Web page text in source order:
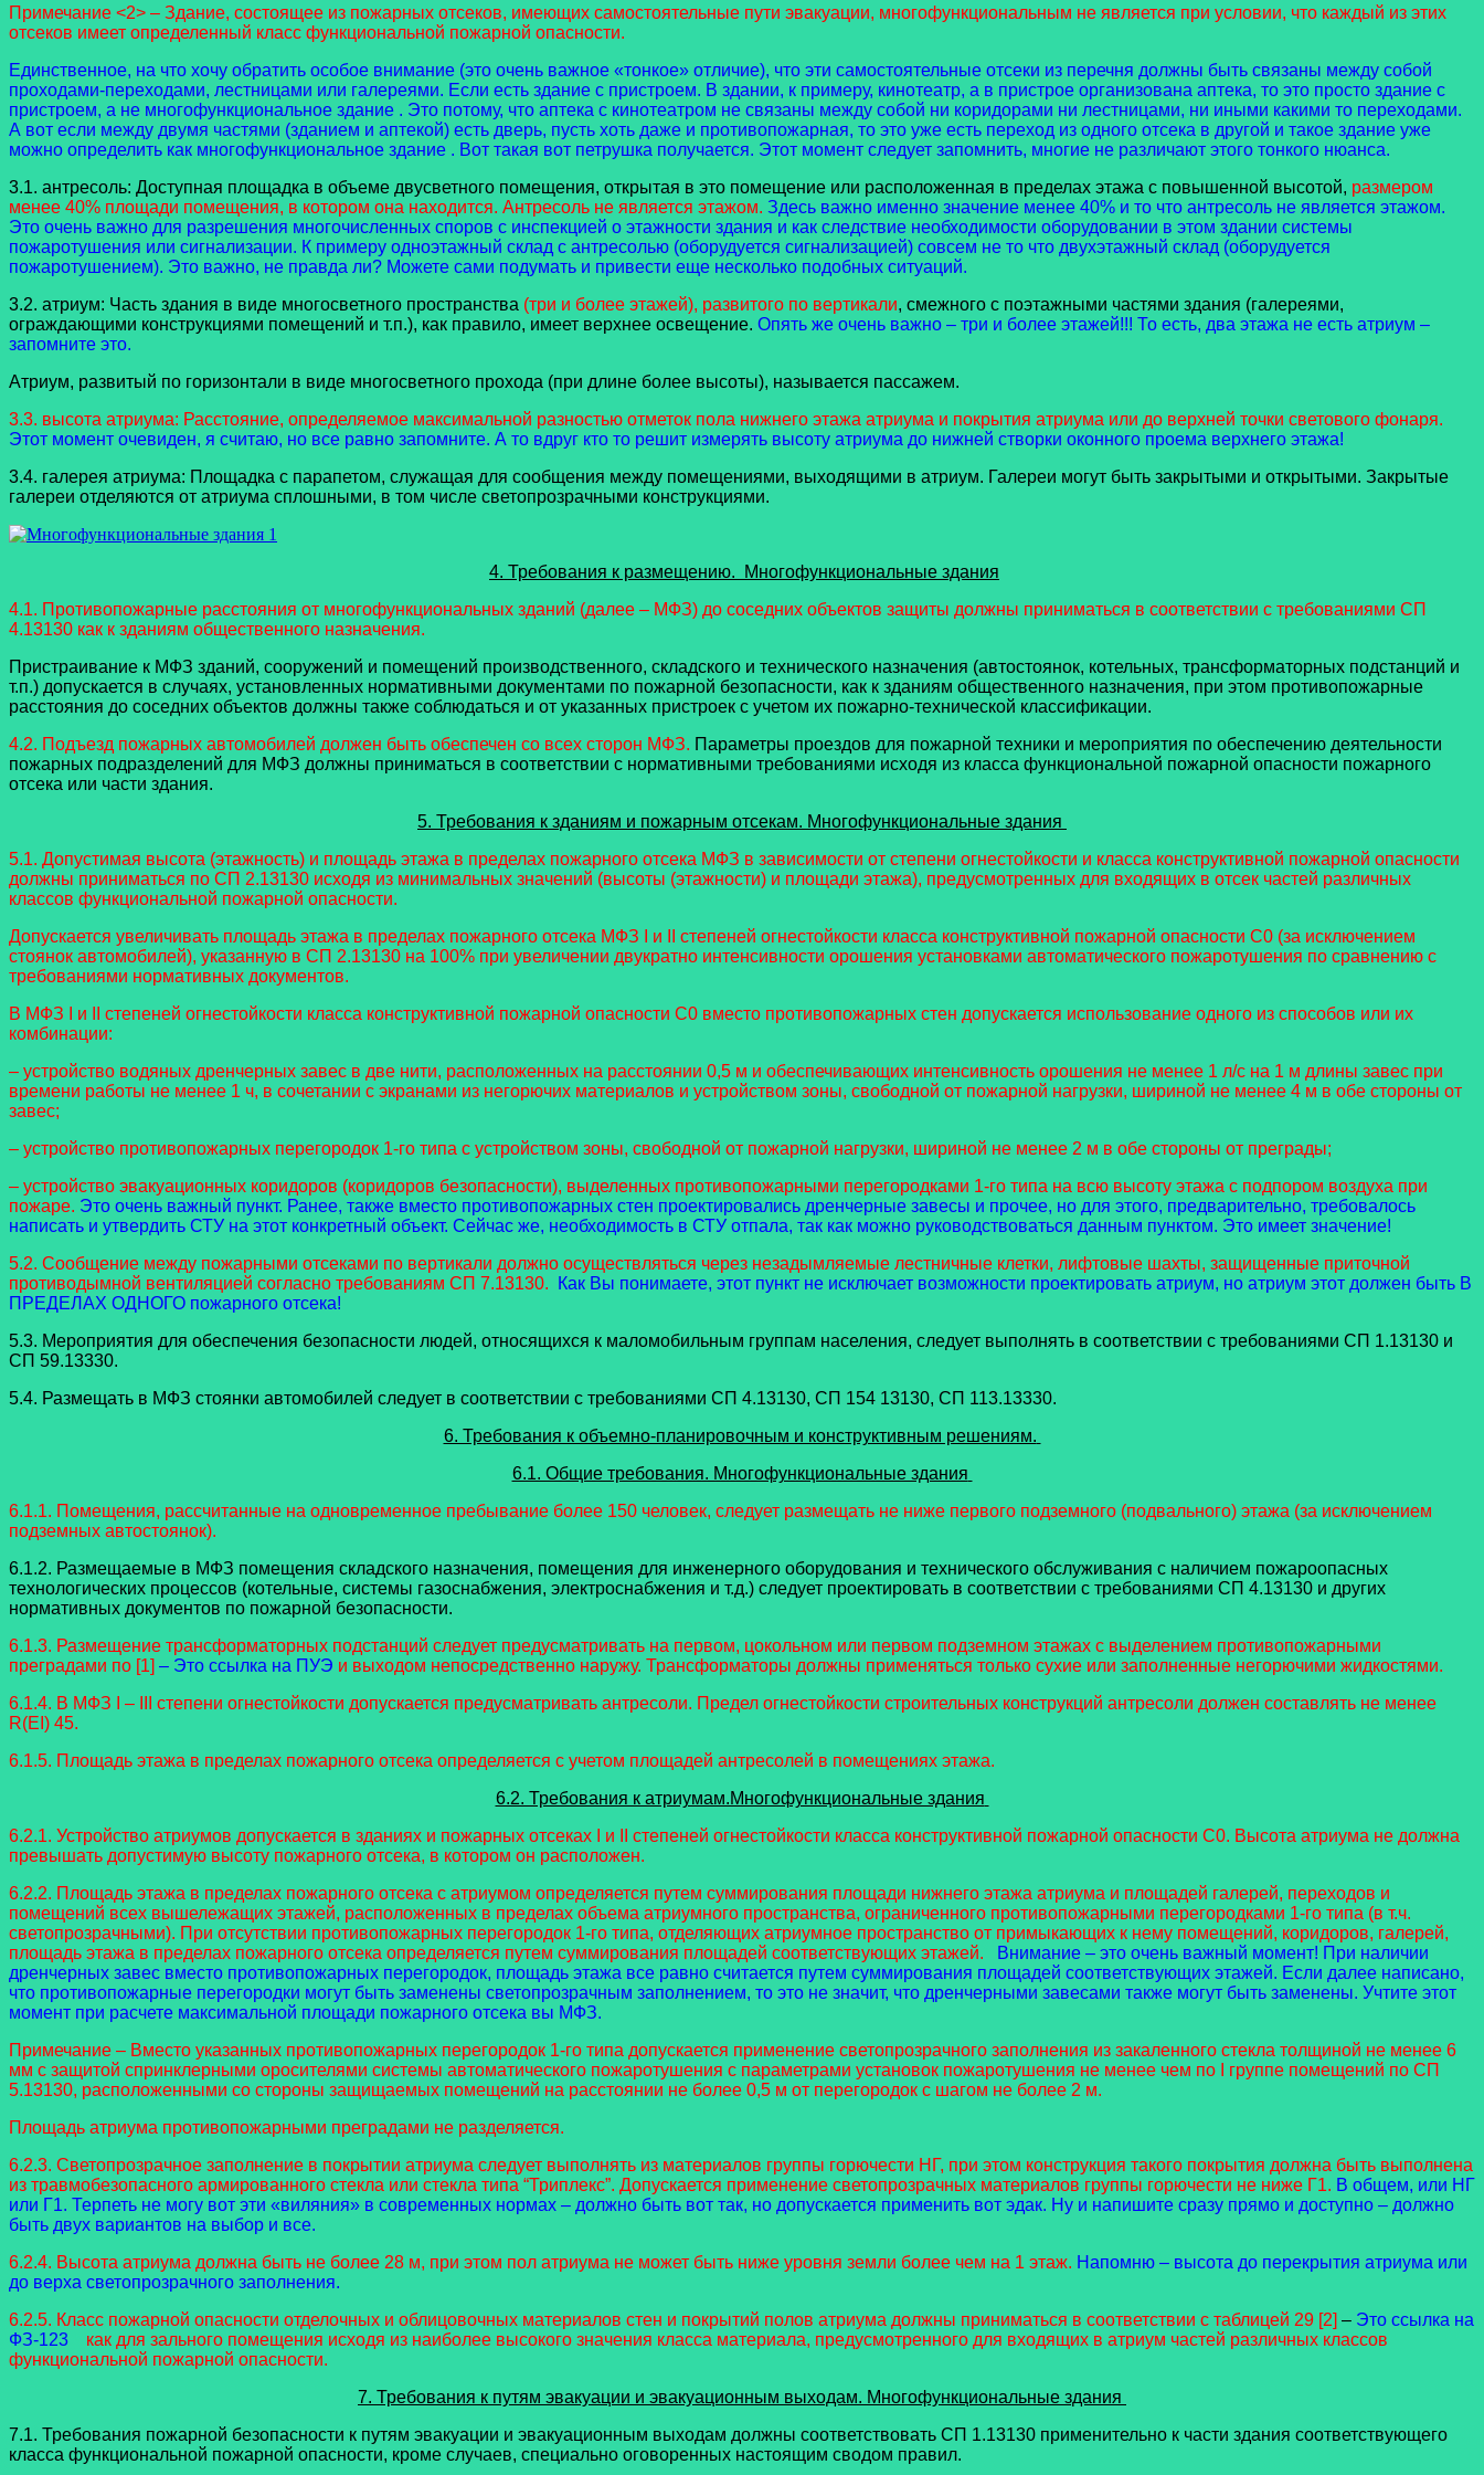
Примечание <2> – Здание, состоящее из пожарных отсеков, имеющих самостоятельные пути эвакуации, многофункциональным не является при условии, что каждый из этих
отсеков имеет определенный класс функциональной пожарной опасности.
Единственное, на что хочу обратить особое внимание (это очень важное «тонкое» отличие), что эти самостоятельные отсеки из перечня должны быть связаны между собой
проходами-переходами, лестницами или галереями. Если есть здание с пристроем. В здании, к примеру, кинотеатр, а в пристрое организована аптека, то это просто здание с
пристроем, а не многофункциональное здание . Это потому, что аптека с кинотеатром не связаны между собой ни коридорами ни лестницами, ни иными какими то переходами.
А вот если между двумя частями (зданием и аптекой) есть дверь, пусть хоть даже и противопожарная, то это уже есть переход из одного отсека в другой и такое здание уже
можно определить как многофункциональное здание . Вот такая вот петрушка получается. Этот момент следует запомнить, многие не различают этого тонкого нюанса.
3.1. антресоль: Доступная площадка в объеме двусветного помещения, открытая в это помещение или расположенная в пределах этажа с повышенной высотой, размером
менее 40% площади помещения, в котором она находится. Антресоль не является этажом. Здесь важно именно значение менее 40% и то что антресоль не является этажом.
Это очень важно для разрешения многочисленных споров с инспекцией о этажности здания и как следствие необходимости оборудовании в этом здании системы
пожаротушения или сигнализации. К примеру одноэтажный склад с антресолью (оборудуется сигнализацией) совсем не то что двухэтажный склад (оборудуется
пожаротушением). Это важно, не правда ли? Можете сами подумать и привести еще несколько подобных ситуаций.
3.2. атриум: Часть здания в виде многосветного пространства (три и более этажей), развитого по вертикали, смежного с поэтажными частями здания (галереями,
ограждающими конструкциями помещений и т.п.), как правило, имеет верхнее освещение. Опять же очень важно – три и более этажей!!! То есть, два этажа не есть атриум –
запомните это.
Атриум, развитый по горизонтали в виде многосветного прохода (при длине более высоты), называется пассажем.
3.3. высота атриума: Расстояние, определяемое максимальной разностью отметок пола нижнего этажа атриума и покрытия атриума или до верхней точки светового фонаря.
Этот момент очевиден, я считаю, но все равно запомните. А то вдруг кто то решит измерять высоту атриума до нижней створки оконного проема верхнего этажа!
3.4. галерея атриума: Площадка с парапетом, служащая для сообщения между помещениями, выходящими в атриум. Галереи могут быть закрытыми и открытыми. Закрытые
галереи отделяются от атриума сплошными, в том числе светопрозрачными конструкциями.
4. Требования к размещению. Многофункциональные здания
4.1. Противопожарные расстояния от многофункциональных зданий (далее – МФЗ) до соседних объектов защиты должны приниматься в соответствии с требованиями СП
4.13130 как к зданиям общественного назначения.
Пристраивание к МФЗ зданий, сооружений и помещений производственного, складского и технического назначения (автостоянок, котельных, трансформаторных подстанций и
т.п.) допускается в случаях, установленных нормативными документами по пожарной безопасности, как к зданиям общественного назначения, при этом противопожарные
расстояния до соседних объектов должны также соблюдаться и от указанных пристроек с учетом их пожарно-технической классификации.
4.2. Подъезд пожарных автомобилей должен быть обеспечен со всех сторон МФЗ. Параметры проездов для пожарной техники и мероприятия по обеспечению деятельности
пожарных подразделений для МФЗ должны приниматься в соответствии с нормативными требованиями исходя из класса функциональной пожарной опасности пожарного
отсека или части здания.
5. Требования к зданиям и пожарным отсекам. Многофункциональные здания
5.1. Допустимая высота (этажность) и площадь этажа в пределах пожарного отсека МФЗ в зависимости от степени огнестойкости и класса конструктивной пожарной опасности
должны приниматься по СП 2.13130 исходя из минимальных значений (высоты (этажности) и площади этажа), предусмотренных для входящих в отсек частей различных
классов функциональной пожарной опасности.
Допускается увеличивать площадь этажа в пределах пожарного отсека МФЗ I и II степеней огнестойкости класса конструктивной пожарной опасности С0 (за исключением
стоянок автомобилей), указанную в СП 2.13130 на 100% при увеличении двукратно интенсивности орошения установками автоматического пожаротушения по сравнению с
требованиями нормативных документов.
В МФЗ I и II степеней огнестойкости класса конструктивной пожарной опасности С0 вместо противопожарных стен допускается использование одного из способов или их
комбинации:
– устройство водяных дренчерных завес в две нити, расположенных на расстоянии 0,5 м и обеспечивающих интенсивность орошения не менее 1 л/с на 1 м длины завес при
времени работы не менее 1 ч, в сочетании с экранами из негорючих материалов и устройством зоны, свободной от пожарной нагрузки, шириной не менее 4 м в обе стороны от
завес;
– устройство противопожарных перегородок 1-го типа с устройством зоны, свободной от пожарной нагрузки, шириной не менее 2 м в обе стороны от преграды;
– устройство эвакуационных коридоров (коридоров безопасности), выделенных противопожарными перегородками 1-го типа на всю высоту этажа с подпором воздуха при
пожаре. Это очень важный пункт. Ранее, также вместо противопожарных стен проектировались дренчерные завесы и прочее, но для этого, предварительно, требовалось
написать и утвердить СТУ на этот конкретный объект. Сейчас же, необходимость в СТУ отпала, так как можно руководствоваться данным пунктом. Это имеет значение!
5.2. Сообщение между пожарными отсеками по вертикали должно осуществляться через незадымляемые лестничные клетки, лифтовые шахты, защищенные приточной
противодымной вентиляцией согласно требованиям СП 7.13130.
Как Вы понимаете, этот пункт не исключает возможности проектировать атриум, но атриум этот должен быть В
ПРЕДЕЛАХ ОДНОГО пожарного отсека!
5.3. Мероприятия для обеспечения безопасности людей, относящихся к маломобильным группам населения, следует выполнять в соответствии с требованиями СП 1.13130 и
СП 59.13330.
5.4. Размещать в МФЗ стоянки автомобилей следует в соответствии с требованиями СП 4.13130, СП 154 13130, СП 113.13330.
6. Требования к объемно-планировочным и конструктивным решениям.
6.1. Общие требования. Многофункциональные здания
6.1.1. Помещения, рассчитанные на одновременное пребывание более 150 человек, следует размещать не ниже первого подземного (подвального) этажа (за исключением
подземных автостоянок).
6.1.2. Размещаемые в МФЗ помещения складского назначения, помещения для инженерного оборудования и технического обслуживания с наличием пожароопасных
технологических процессов (котельные, системы газоснабжения, электроснабжения и т.д.) следует проектировать в соответствии с требованиями СП 4.13130 и других
нормативных документов по пожарной безопасности.
6.1.3. Размещение трансформаторных подстанций следует предусматривать на первом, цокольном или первом подземном этажах с выделением противопожарными
преградами по [1] – Это ссылка на ПУЭ и выходом непосредственно наружу. Трансформаторы должны применяться только сухие или заполненные негорючими жидкостями.
6.1.4. В МФЗ I – III степени огнестойкости допускается предусматривать антресоли. Предел огнестойкости строительных конструкций антресоли должен составлять не менее
R(EI) 45.
6.1.5. Площадь этажа в пределах пожарного отсека определяется с учетом площадей антресолей в помещениях этажа.
6.2. Требования к атриумам.Многофункциональные здания
6.2.1. Устройство атриумов допускается в зданиях и пожарных отсеках I и II степеней огнестойкости класса конструктивной пожарной опасности С0. Высота атриума не должна
превышать допустимую высоту пожарного отсека, в котором он расположен.
6.2.2. Площадь этажа в пределах пожарного отсека с атриумом определяется путем суммирования площади нижнего этажа атриума и площадей галерей, переходов и
помещений всех вышележащих этажей, расположенных в пределах объема атриумного пространства, ограниченного противопожарными перегородками 1-го типа (в т.ч.
светопрозрачными). При отсутствии противопожарных перегородок 1-го типа, отделяющих атриумное пространство от примыкающих к нему помещений, коридоров, галерей,
площадь этажа в пределах пожарного отсека определяется путем суммирования площадей соответствующих этажей.
Внимание – это очень важный момент! При наличии
дренчерных завес вместо противопожарных перегородок, площадь этажа все равно считается путем суммирования площадей соответствующих этажей. Если далее написано,
что противопожарные перегородки могут быть заменены светопрозрачным заполнением, то это не значит, что дренчерными завесами также могут быть заменены. Учтите этот
момент при расчете максимальной площади пожарного отсека вы МФЗ.
Примечание – Вместо указанных противопожарных перегородок 1-го типа допускается применение светопрозрачного заполнения из закаленного стекла толщиной не менее 6
мм с защитой спринклерными оросителями системы автоматического пожаротушения с параметрами установок пожаротушения не менее чем по I группе помещений по СП
5.13130, расположенными со стороны защищаемых помещений на расстоянии не более 0,5 м от перегородок с шагом не более 2 м.
Площадь атриума противопожарными преградами не разделяется.
6.2.3. Светопрозрачное заполнение в покрытии атриума следует выполнять из материалов группы горючести НГ, при этом конструкция такого покрытия должна быть выполнена
из травмобезопасного армированного стекла или стекла типа “Триплекс”. Допускается применение светопрозрачных материалов группы горючести не ниже Г1. В общем, или НГ
или Г1. Терпеть не могу вот эти «виляния» в современных нормах – должно быть вот так, но допускается применить вот эдак. Ну и напишите сразу прямо и доступно – должно
быть двух вариантов на выбор и все.
6.2.4. Высота атриума должна быть не более 28 м, при этом пол атриума не может быть ниже уровня земли более чем на 1 этаж. Напомню – высота до перекрытия атриума или
до верха светопрозрачного заполнения.
6.2.5. Класс пожарной опасности отделочных и облицовочных материалов стен и покрытий полов атриума должны приниматься в соответствии с таблицей 29 [2] – Это ссылка на
ФЗ-123
как для зального помещения исходя из наиболее высокого значения класса материала, предусмотренного для входящих в атриум частей различных классов
функциональной пожарной опасности.
7. Требования к путям эвакуации и эвакуационным выходам. Многофункциональные здания
7.1. Требования пожарной безопасности к путям эвакуации и эвакуационным выходам должны соответствовать СП 1.13130 применительно к части здания соответствующего
класса функциональной пожарной опасности, кроме случаев, специально оговоренных настоящим сводом правил.